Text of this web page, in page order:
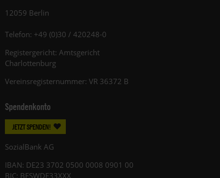
12059 Berlin
Telefon: +49 (0)30 / 420248-0
Registergericht: Amtsgericht
Charlottenburg
Vereinsregisternummer: VR 36372 B
Spendenkonto
JETZT SPENDEN!
SozialBank AG
IBAN: DE23 3702 0500 0008 0901 00
BIC: BFSWDE33XXX